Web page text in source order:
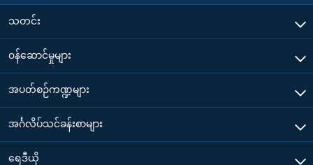
သတင်း
၀န်ဆောင်မှုများ
အပတ်စဉ်ကဏ္ဍများ
အင်္ဂလိပ်သင်ခန်းစာများ
ရေဒီယို